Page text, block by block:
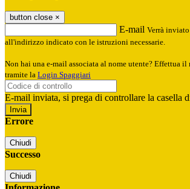
button close ×
E-mail Verrà
all'indirizzo indicato con le istruzioni necessarie.
Non hai una e-mail associata al nome utente? Effettua il
tramite la Login Spaggiari
E-mail inviata, si prega di controllare la casella
Errore
Chiudi
Successo
Chiudi